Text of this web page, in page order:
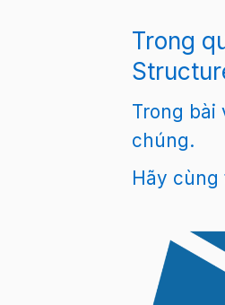
Trong
Trong bài
chúng.
Hãy cùng